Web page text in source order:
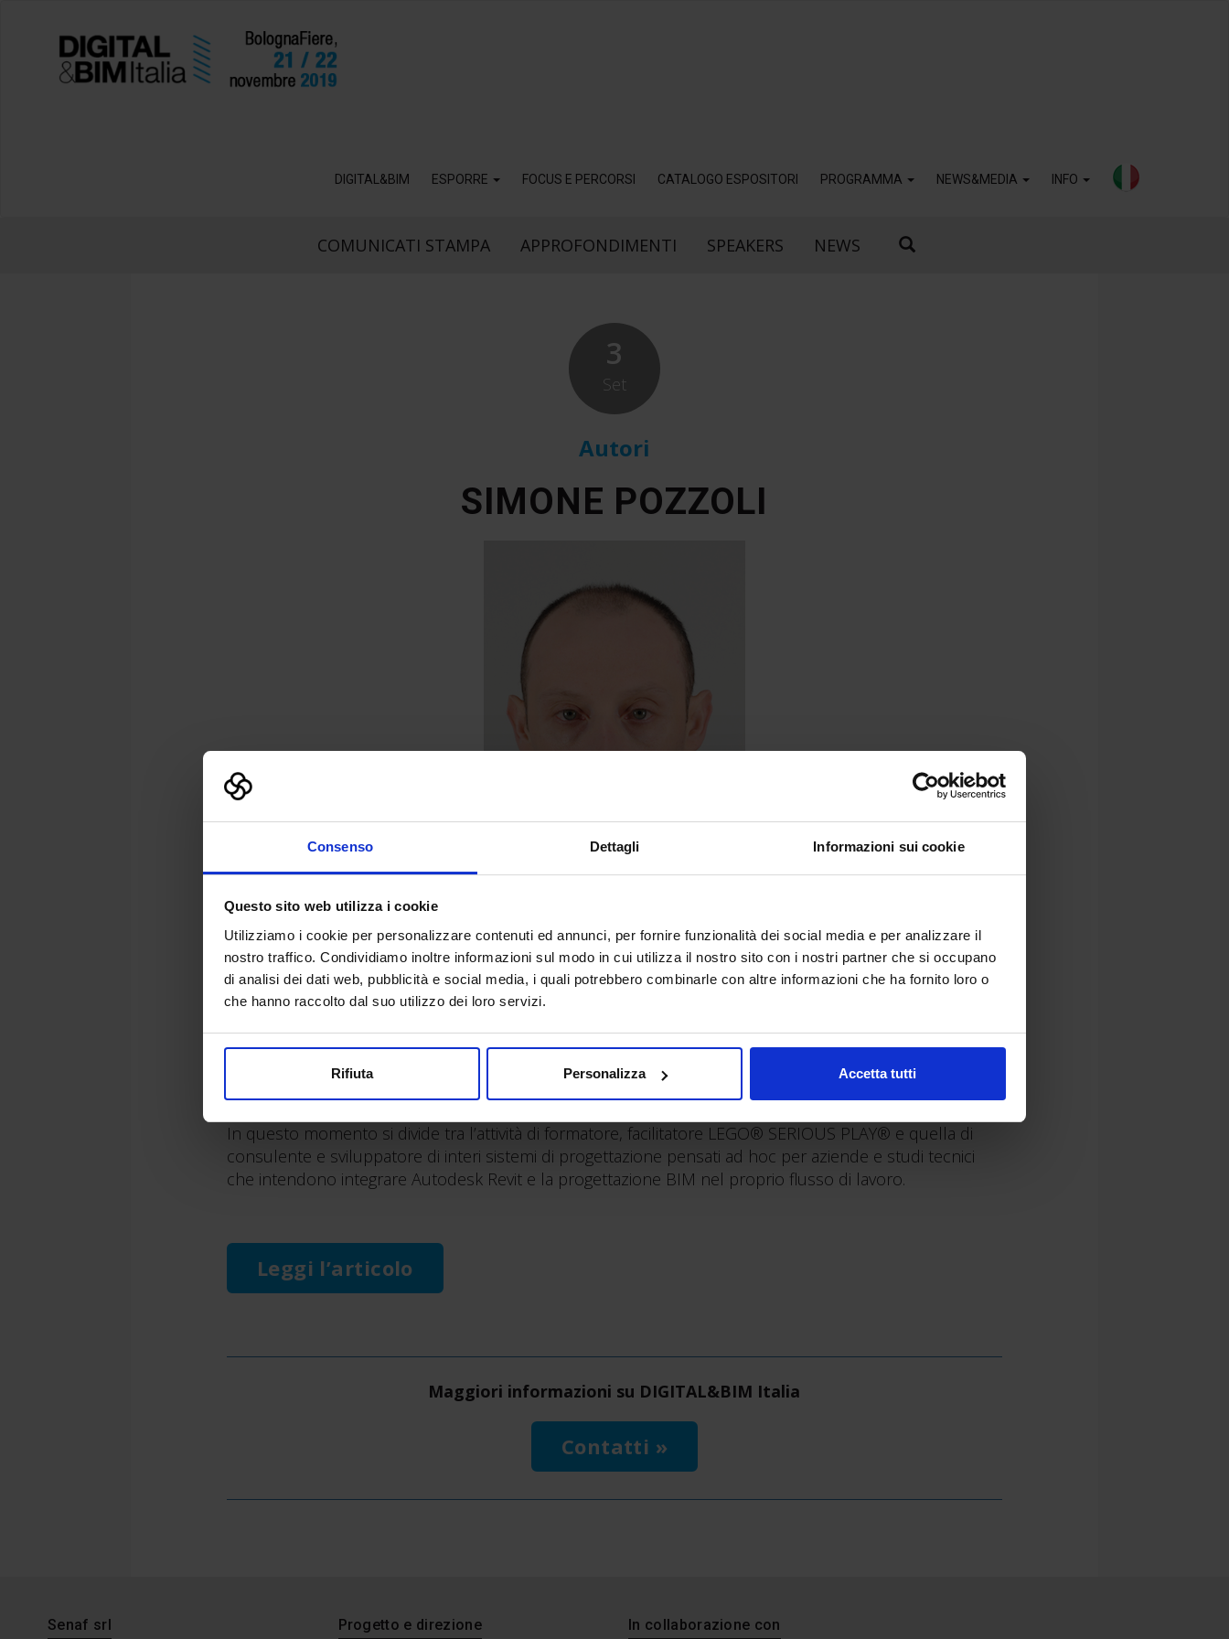
Consenso Dettagli Informazioni sui cookie
Questo sito web utilizza i cookie
Utilizziamo i cookie per personalizzare contenuti ed annunci, per fornire funzionalità dei social media e per analizzare il
nostro traffico. Condividiamo inoltre informazioni sul modo in cui utilizza il nostro sito con i nostri partner che si occupano
di analisi dei dati web, pubblicità e social media, i quali potrebbero combinarle con altre informazioni che ha fornito loro o
che hanno raccolto dal suo utilizzo dei loro servizi.
Rifiuta Personalizza Accetta tutti
DIGITAL&BIM ESPORRE FOCUS E PERCORSI CATALOGO ESPOSITORI PROGRAMMA NEWS&MEDIA INFO
COMUNICATI STAMPA APPROFONDIMENTI SPEAKERS NEWS
3
Set
Autori
SIMONE POZZOLI
Simone Pozzoli
Formatore presso il training center AM4.
BIM ne ha fatto la propria professione, dedicandosi al loro insegnamento.
Autore di pubblicazioni edite dalla casa editrice Tecniche Nuove Spa sull’utilizzo di Autodesk Revit per la
progettazione BIM e sulla personalizzazione di famiglie parametriche.
In questo momento si divide tra l’attività di formatore, facilitatore LEGO® SERIOUS PLAY® e quella di
consulente e sviluppatore di interi sistemi di progettazione pensati ad hoc per aziende e studi tecnici
che intendono integrare Autodesk Revit e la progettazione BIM nel proprio flusso di lavoro.
Leggi l’articolo
Maggiori informazioni su DIGITAL&BIM Italia
Contatti »
Senaf srl Progetto e direzione In collaborazione con